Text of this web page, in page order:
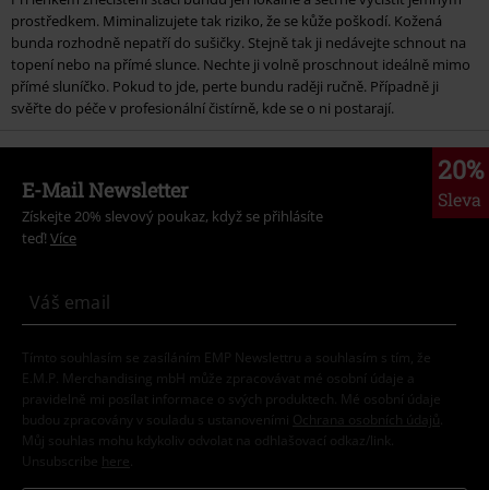
prostředkem. Miminalizujete tak riziko, že se kůže poškodí. Kožená
bunda rozhodně nepatří do sušičky. Stejně tak ji nedávejte schnout na
topení nebo na přímé slunce. Nechte ji volně proschnout ideálně mimo
přímé sluníčko. Pokud to jde, perte bundu raději ručně. Případně ji
svěřte do péče v profesionální čistírně, kde se o ni postarají.
20%
Sleva
E-Mail Newsletter
Získejte 20% slevový poukaz, když se přihlásíte
teď! Více
Tímto souhlasím se zasíláním EMP Newslettru a souhlasím s tím, že
E.M.P. Merchandising mbH může zpracovávat mé osobní údaje a
pravidelně mi posílat informace o svých produktech. Mé osobní údaje
budou zpracovány v souladu s ustanoveními
Ochrana osobních údajů
Můj souhlas mohu kdykoliv odvolat na odhlašovací odkaz/link.
Unsubscribe here